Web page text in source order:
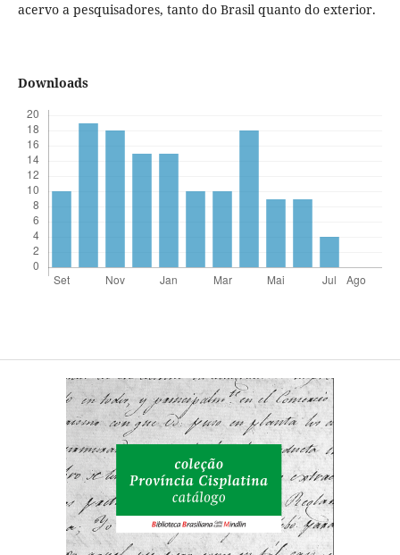
acervo a pesquisadores, tanto do Brasil quanto do exterior.
Downloads